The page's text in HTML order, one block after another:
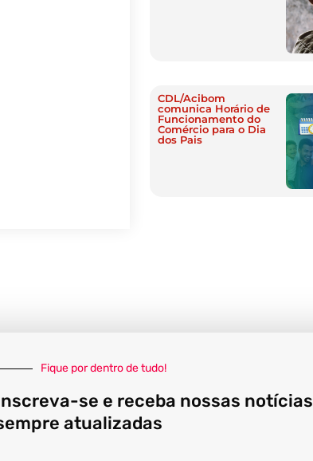
CDL/Acibom
comunica Horário de
Funcionamento do
Comércio para o Dia
dos Pais
Fique por dentro de tudo!
se e receba nossas notícias
atualizadas